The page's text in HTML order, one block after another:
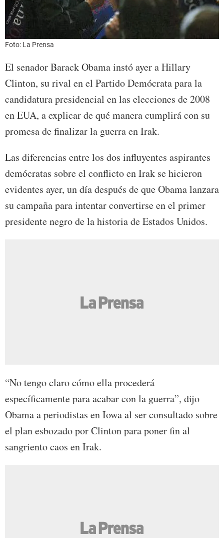
Foto: La Prensa
El senador Barack Obama instó ayer a Hillary
Clinton, su rival en el Partido Demócrata para la
candidatura presidencial en las elecciones de 2008
en EUA, a explicar de qué manera cumplirá con su
promesa de finalizar la guerra en Irak.
Las diferencias entre los dos influyentes aspirantes
demócratas sobre el conflicto en Irak se hicieron
evidentes ayer, un día después de que Obama lanzara
su campaña para intentar convertirse en el primer
presidente negro de la historia de Estados Unidos.
“No tengo claro cómo ella procederá
específicamente para acabar con la guerra”, dijo
Obama a periodistas en Iowa al ser consultado sobre
el plan esbozado por Clinton para poner fin al
sangriento caos en Irak.